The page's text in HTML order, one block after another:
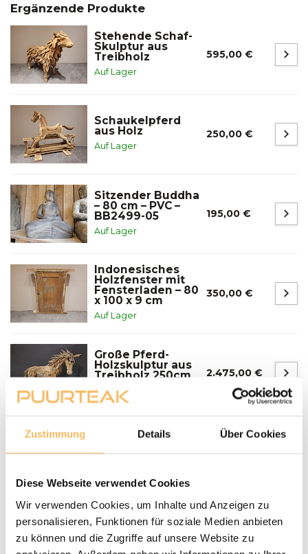
Zustimmung Details Über Cookies
Diese Webseite verwendet Cookies
Wir verwenden Cookies, um Inhalte und Anzeigen zu
personalisieren, Funktionen für soziale Medien anbieten
zu können und die Zugriffe auf unsere Website zu
Ergänzende Produkte
Stehende Schaf-
Skulptur aus
Treibholz
Auf Lager
595,00 €
Schaukelpferd
aus Holz
Auf Lager
250,00 €
Sitzender Buddha
– 80 cm – PVC –
BB2499-05
Auf Lager
195,00 €
Indonesisches
Holzfenster mit
Fensterladen – 80
x 100 x 9 cm
Auf Lager
350,00 €
Große Pferd-
Holzskulptur aus
Treibholz 250cm
Auf Lager
2.475,00 €
voor jouw inrichting.
Neem contact op
Lieferung und Abholung
LIEFERN: